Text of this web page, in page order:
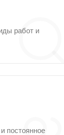
работ и
постоянное